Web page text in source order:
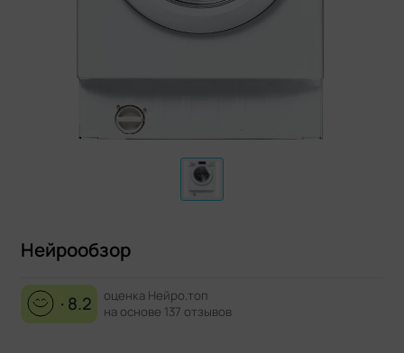
Нейрообзор
· 8.2
оценка Нейро.топ
на основе 137 отзывов